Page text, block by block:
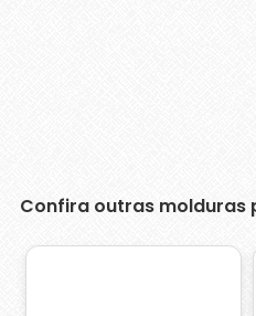
Confira outras molduras